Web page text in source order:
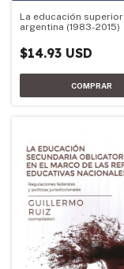
La educación superior
argentina (1983-2015)
$14.93 USD